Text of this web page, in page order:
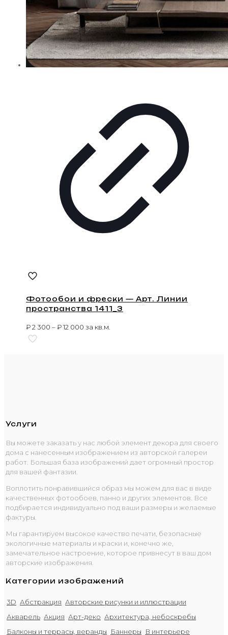
Фотообои и фрески — Арт. Линии
пространства 1411_3
₽2 300 –₽12 000 за кв.м.
Услуги
Вы можете заказать у нас любой элемент декора для своего
дома с нанесенным изображением из авторской галереи
работ. Большая база изображений дает огромный простор
для вашей фантазии.
Воплотить понравившийся образ мы можем для вас в виде
качественных фотообоев, панно и других элементов. Все
подбирается индивидуально под ваши размеры и желаемые
фактуры.
Мы гарантируем высокое качество печати, безопасные
экологичные материалы и краски и, конечно же,
замечательное настроение, которое привнесут в ваш дом
авторские изображения.
Категории изображений
3D Абстракция Авторские рисунки и иллюстрации
Акварель Акция Арт-деко Архитектура, небоскребы
Балконы и террасы, веранды
Баннеры
В интерьере